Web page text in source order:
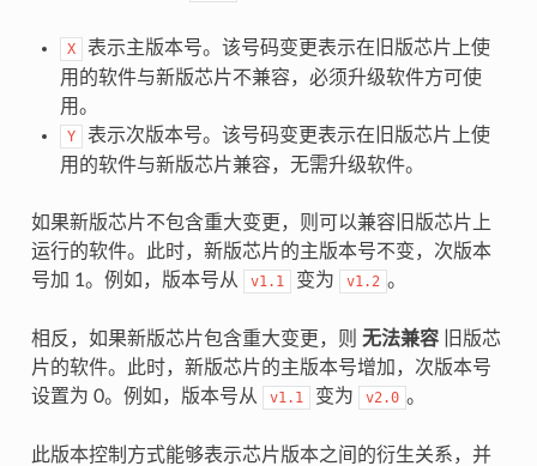
X
表示主版本号。该号码变更表示在旧版芯片上使
用的软件与新版芯片不兼容，必须升级软件方可使
用。
Y
表示次版本号。该号码变更表示在旧版芯片上使
用的软件与新版芯片兼容，无需升级软件。
如果新版芯片不包含重大变更，则可以兼容旧版芯片上
运行的软件。此时，新版芯片的主版本号不变，次版本
号加 1。例如，版本号从
v1.1 变为 v1.2 。
相反，如果新版芯片包含重大变更，则 无法兼容旧版芯
片的软件。此时，新版芯片的主版本号增加，次版本号
设置为 0。例如，版本号从
v1.1 变为 v2.0 。
此版本控制方式能够表示芯片版本之间的衍生关系，并